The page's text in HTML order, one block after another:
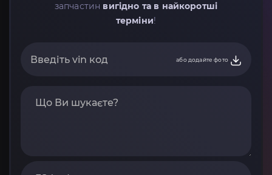
запчастин вигідно та в найкоротші
терміни!
або додайте фото